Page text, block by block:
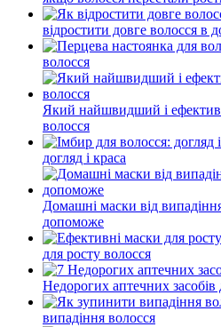
відростити довге волосся в
волосся
Який найшвидший і
волосся
догляд і краса
Домашні маски від
допоможе
для росту волосся
Недорогих аптечних засобів
випадіння волосся